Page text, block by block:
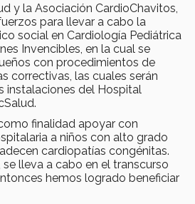
y la Asociación CardioChavitos,
para llevar a cabo la
social en Cardiología Pediátrica
Invencibles, en la cual se
con procedimientos de
correctivas, las cuales serán
instalaciones del Hospital
finalidad apoyar con
a niños con alto grado
cardiopatías congénitas.
se lleva a cabo en el transcurso
hemos logrado beneficiar